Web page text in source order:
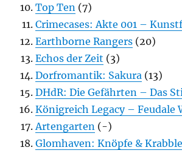
Top Ten (7)
Crimecases: Akte 001 –
Earthborne Rangers (20)
Echos der Zeit (3)
Dorfromantik: Sakura (13)
DHdR: Die Gefährten – Das
Königreich Legacy – Feudale
Artengarten (-)
Glomhaven: Knöpfe &